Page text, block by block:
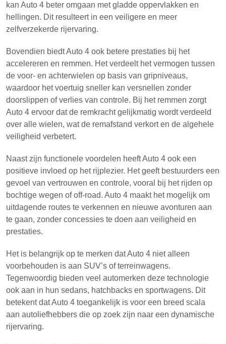
kan Auto 4 beter omgaan met gladde oppervlakken en
hellingen. Dit resulteert in een veiligere en meer
zelfverzekerde rijervaring.
Bovendien biedt Auto 4 ook betere prestaties bij het
accelereren en remmen. Het verdeelt het vermogen tussen
de voor- en achterwielen op basis van gripniveaus,
waardoor het voertuig sneller kan versnellen zonder
doorslippen of verlies van controle. Bij het remmen zorgt
Auto 4 ervoor dat de remkracht gelijkmatig wordt verdeeld
over alle wielen, wat de remafstand verkort en de algehele
veiligheid verbetert.
Naast zijn functionele voordelen heeft Auto 4 ook een
positieve invloed op het rijplezier. Het geeft bestuurders een
gevoel van vertrouwen en controle, vooral bij het rijden op
bochtige wegen of off-road. Auto 4 maakt het mogelijk om
uitdagende routes te verkennen en nieuwe avonturen aan
te gaan, zonder concessies te doen aan veiligheid en
prestaties.
Het is belangrijk op te merken dat Auto 4 niet alleen
voorbehouden is aan SUV’s of terreinwagens.
Tegenwoordig bieden veel automerken deze technologie
ook aan in hun sedans, hatchbacks en sportwagens. Dit
betekent dat Auto 4 toegankelijk is voor een breed scala
aan autoliefhebbers die op zoek zijn naar een dynamische
rijervaring.